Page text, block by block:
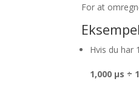
For at
Hvis du har
1,000 µs ÷